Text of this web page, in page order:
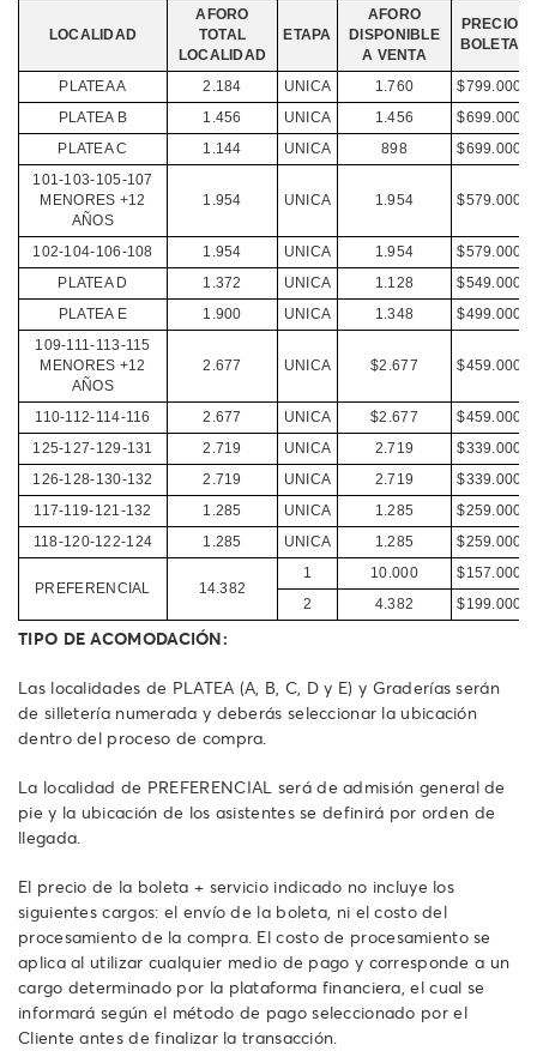
LOCALIDAD
AFORO
TOTAL
LOCALIDAD
ETAPA
AFORO
DISPONIBLE
A VENTA
PRECIO
BOLETA
PLATEA A 2.184 UNICA 1.760
$799.000
PLATEA B
1.456 UNICA 1.456
$699.000
PLATEA C
1.144 UNICA 898
$699.000
101-103-105-107
MENORES +12
AÑOS
1.954 UNICA 1.954 $579.000
102-104-106-108 1.954 UNICA 1.954
$579.000
PLATEA D
1.372 UNICA 1.128
$549.000
PLATEA E
1.900 UNICA 1.348
$499.000
109-111-113-115
MENORES +12
AÑOS
2.677 UNICA $2.677 $459.000
110-112-114-116 2.677 UNICA $2.677
$459.000
125-127-129-131
2.719 UNICA 2.719
$339.000
126-128-130-132
2.719 UNICA 2.719
$339.000
117-119-121-132
1.285 UNICA 1.285
$259.000
118-120-122-124
1.285 UNICA 1.285 $259.000
PREFERENCIAL 14.382
1 10.000
$157.000
2
4.382 $199.000
TIPO DE ACOMODACIÓN:
Las localidades de PLATEA (A, B, C, D y E) y Graderías serán
de silletería numerada y deberás seleccionar la ubicación
dentro del proceso de compra.
La localidad de PREFERENCIAL será de admisión general de
pie y la ubicación de los asistentes se definirá por orden de
llegada.
El precio de la boleta + servicio indicado no incluye los
siguientes cargos: el envío de la boleta, ni el costo del
procesamiento de la compra. El costo de procesamiento se
aplica al utilizar cualquier medio de pago y corresponde a un
cargo determinado por la plataforma financiera, el cual se
informará según el método de pago seleccionado por el
Cliente antes de finalizar la transacción.